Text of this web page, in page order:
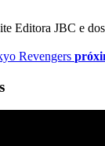
Editora JBC e
Revengers